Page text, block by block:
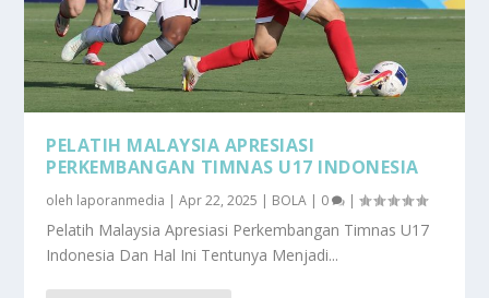
PELATIH MALAYSIA APRESIASI
PERKEMBANGAN TIMNAS U17 INDONESIA
oleh laporanmedia |Apr 22, 2025 | BOLA | 0 |
Pelatih Malaysia Apresiasi Perkembangan Timnas U17
Indonesia Dan Hal Ini Tentunya Menjadi...